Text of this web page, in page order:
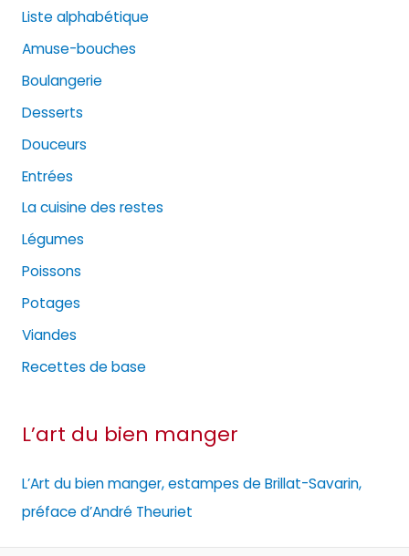
Liste alphabétique
Amuse-bouches
Boulangerie
Desserts
Douceurs
Entrées
La cuisine des restes
Légumes
Poissons
Potages
Viandes
Recettes de base
L’art du bien manger
L’Art du bien manger, estampes de Brillat-Savarin,
préface d’André Theuriet